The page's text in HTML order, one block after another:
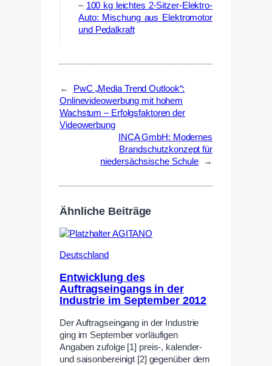
– 100 kg leichtes 2-Sitzer-Elektro-
Auto: Mischung aus Elektromotor
und Pedalkraft
←
PwC „Media Trend Outlook“:
Onlinevideowerbung mit hohem
Wachstum – Erfolgsfaktoren der
Videowerbung
INCA GmbH: Modernes
Brandschutzkonzept für
niedersächsische Schule
→
Ähnliche Beiträge
Deutschland
Entwicklung des
Auftragseingangs in der
Industrie im September 2012
Der Auftragseingang in der Industrie
ging im September vorläufigen
Angaben zufolge [1] preis-, kalender-
und saisonbereinigt [2] gegenüber dem